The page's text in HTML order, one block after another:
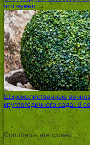
что нужно→
Широколиственные
круглогодичного сада: 8
Comments are closed.